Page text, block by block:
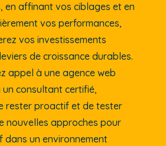
en affinant vos ciblages et en
vos performances,
vos investissements
de croissance durables.
appel à une agence web
un consultant certifié,
rester proactif et de tester
nouvelles approches pour
dans un environnement